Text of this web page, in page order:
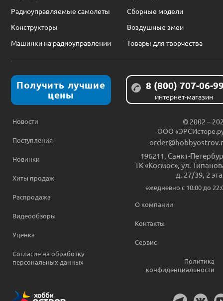
Радиоуправляемые самолеты
Сборные модели
Конструкторы
Воздушные змеи
Машинки на радиоуправлении
Товары для творчества
Получить лучшие
цены
8 (800) 707-06-
интернет-магазин
Новости
Поступления
Новинки
Хиты продаж
Распродажа
Видеообзоры
Уценка
Согласие на обработку
персональных данных
© 2002 –
ООО
196211, Санкт-
ТК «Космос», ул.
д. 27/39, 2
ежедневно c 10:00 до
О компании
Контакты
Сервис
Политика
конфиденциальности